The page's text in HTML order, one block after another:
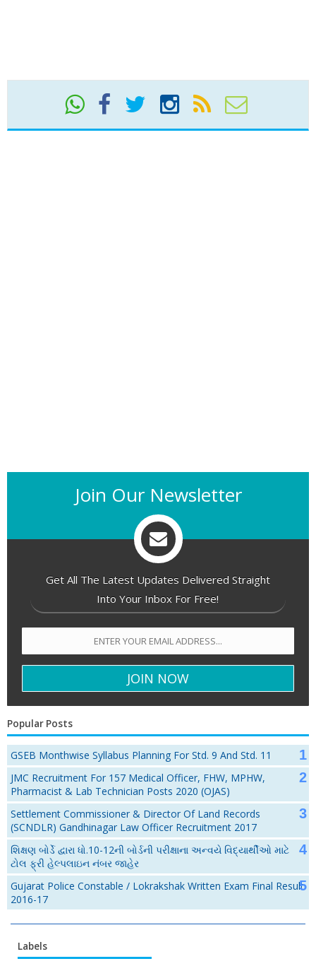
Join Our Newsletter
Get All The Latest Updates Delivered Straight
Into Your Inbox For Free!
Popular Posts
GSEB Monthwise Syllabus Planning For Std. 9 And Std. 11
JMC Recruitment For 157 Medical Officer, FHW, MPHW,
Pharmacist & Lab Technician Posts 2020 (OJAS)
Settlement Commissioner & Director Of Land Records
(SCNDLR) Gandhinagar Law Officer Recruitment 2017
શિક્ષણ બોર્ડે દ્વારા ધો.10-12ની બોર્ડની પરીક્ષાના અન્વયે વિદ્યાર્થીઓ માટે
ટોલ ફ્રી હેલ્પલાઇન નંબર જાહેર
Gujarat Police Constable / Lokrakshak Written Exam Final Result
2016-17
Labels